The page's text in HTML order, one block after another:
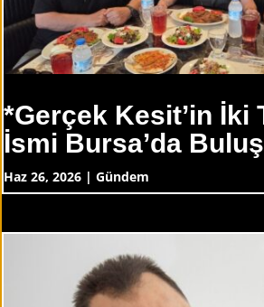
*Gerçek Kesit’in İki
İsmi Bursa’da
Haz 26, 2026 | Gündem